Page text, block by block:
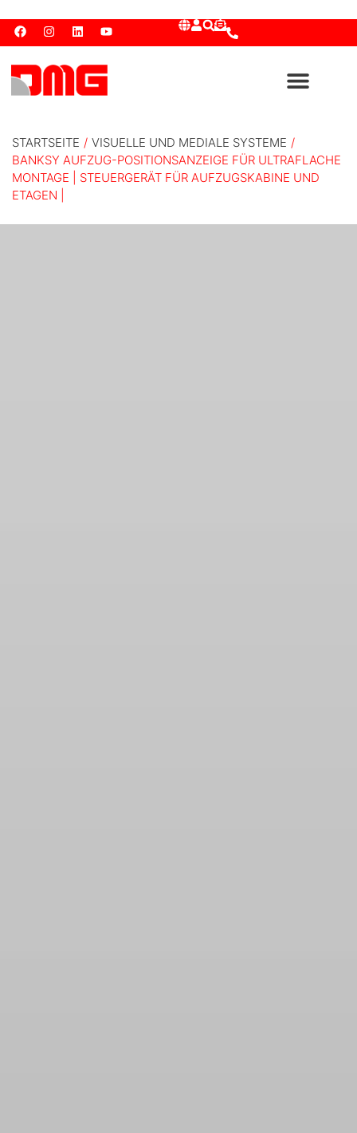
STARTSEITE / VISUELLE UND MEDIALE SYSTEME /
BANKSY AUFZUG-POSITIONSANZEIGE FÜR ULTRAFLACHE
MONTAGE | STEUERGERÄT FÜR AUFZUGSKABINE UND
ETAGEN |